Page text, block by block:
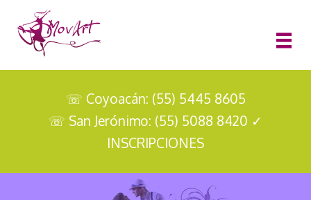
☏ Coyoacán: (55) 5445 8605
☏ San Jerónimo: (55) 5088 8420 ✓
INSCRIPCIONES